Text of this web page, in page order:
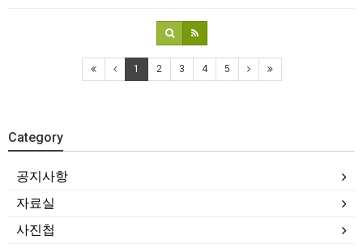
1 2 3 4 5
Category
공지사항
자료실
사진첩